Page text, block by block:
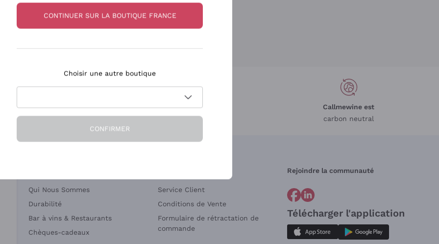
en 2-4 jours
en France
Paiement
en 3 fois
Callmewine est
carbon neutral
Qui Nous Sommes
Durabilité
Bar à vins & Restaurants
Chèques-cadeaux
Service Client
Conditions de Vente
Formulaire de rétractation de
commande
Rejoindre la communauté
Télécharger l'application
CONTINUER SUR LA BOUTIQUE FRANCE
Choisir une autre boutique
CONFIRMER